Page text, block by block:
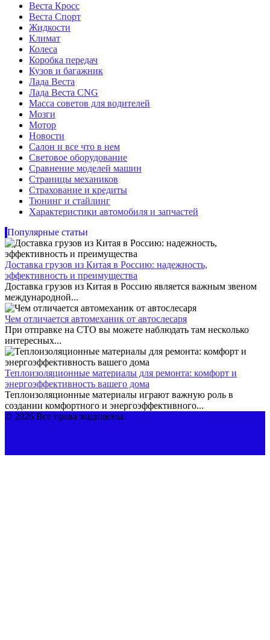
Веста Кросс
Веста Спорт
Жидкости
Климат
Колеса
Коробка передач
Кузов и багажник
Лада Веста
Лада Веста CNG
Масса советов для водителей
Мозги
Мотор
Новости
Салон и все что в нем
Световое оборудование
Сравнение моделей машин
Страницы механиков
Страхование и кредиты
Тюнинг и стайлинг
Характеристики автомобиля и запчастей
Популярные статьи
Доставка грузов из Китая в Россию: надежность,
эффективность и преимущества
Доставка грузов из Китая в Россию является важным звеном
международной...
Чем отличается автомеханик от автослесаря
При отправке на СТО вы можете наблюдать там несколько
интересных...
Теплоизоляционные материалы для ремонта: комфорт и
энергоэффективность вашего дома
Теплоизоляционные материалы играют важную роль в
создании комфортного и энергоэффективного...
© 2026 Все права защищены.